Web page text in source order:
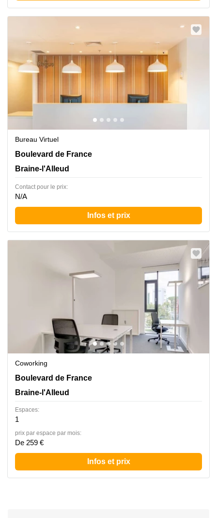
Bureau Virtuel
Boulevard de France 9, Braine-l'Alleud
Boulevard de France
Braine-l'Alleud
Contact pour le prix:
N/A
Infos et prix
Coworking
Boulevard de France 9, Braine-l'Alleud
Boulevard de France
Braine-l'Alleud
Espaces:
1
prix par espace par mois:
De 259 €
Infos et prix